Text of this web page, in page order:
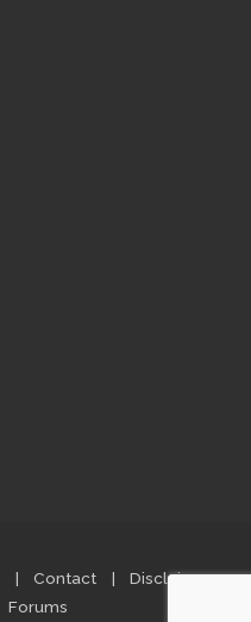
Contact
Disclaimer
Forums